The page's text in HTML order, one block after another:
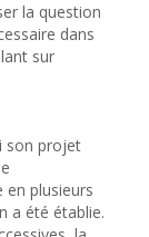
la question
dans
sur
son projet
en plusieurs
a été établie.